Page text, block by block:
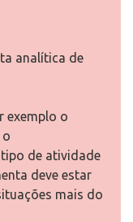
analítica de
exemplo o
o
de atividade
deve estar
mais do